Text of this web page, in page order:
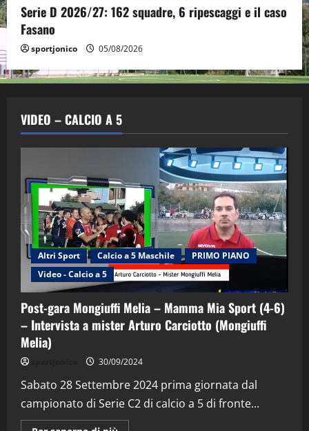
Serie D 2026/27: 162 squadre, 6 ripescaggi e il caso
Fasano
sportjonico 05/08/2026
VIDEO – CALCIO A 5
Altri Sport Calcio a 5 Maschile
PRIMO PIANO
Video - Calcio a 5
Post-gara Mongiuffi Melia – Mamma Mia Sport (4-6)
– Intervista a mister Arturo Carciotto (Mongiuffi
Melia)
30/09/2024
Sabato 28 Settembre 2024 prima giornata dal
campionato di Serie C2 di calcio a 5 di fronte...
2
“SportEmpire” in Podcast: 29^ Puntata
(Martedi 28 Aprile 2026)
28/04/2026